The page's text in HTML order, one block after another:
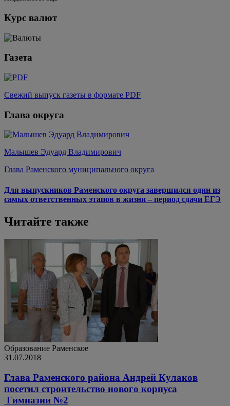
Курс валют
Газета
Свежий выпуск газеты в формате PDF
Глава округа
Малышев Эдуард Владимирович
Глава Раменского муниципального округа
Для выпускников Раменского округа завершился один из
самых ответственных этапов в жизни – период сдачи ЕГЭ
Читайте также
Образование Раменское
31.07.2018
Глава Раменского района Андрей Кулаков
посетил строительство нового корпуса
Гимназии №2